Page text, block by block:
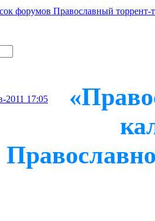
форумов Православный торрент-
2011 17:05